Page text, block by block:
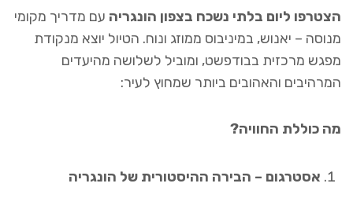
הצטרפו ליום בלתי נשכח בצפון הונגריה עם מדריך מקומי
מנוסה – יאנוש, במיניבוס ממוזג ונוח. הטיול יוצא מנקודת
מפגש מרכזית בבודפשט, ומוביל לשלושה מהיעדים
המרהיבים והאהובים ביותר שמחוץ לעיר:
מה כוללת החוויה?
אסטרגום – הבירה ההיסטורית של הונגריה